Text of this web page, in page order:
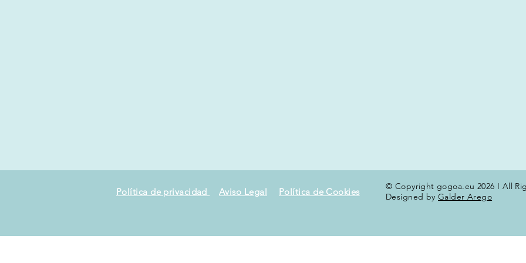
Política de privacidad Aviso Legal Política de Cookies
© Copyright gogoa.eu 2026 I All
Designed byGalder Arego